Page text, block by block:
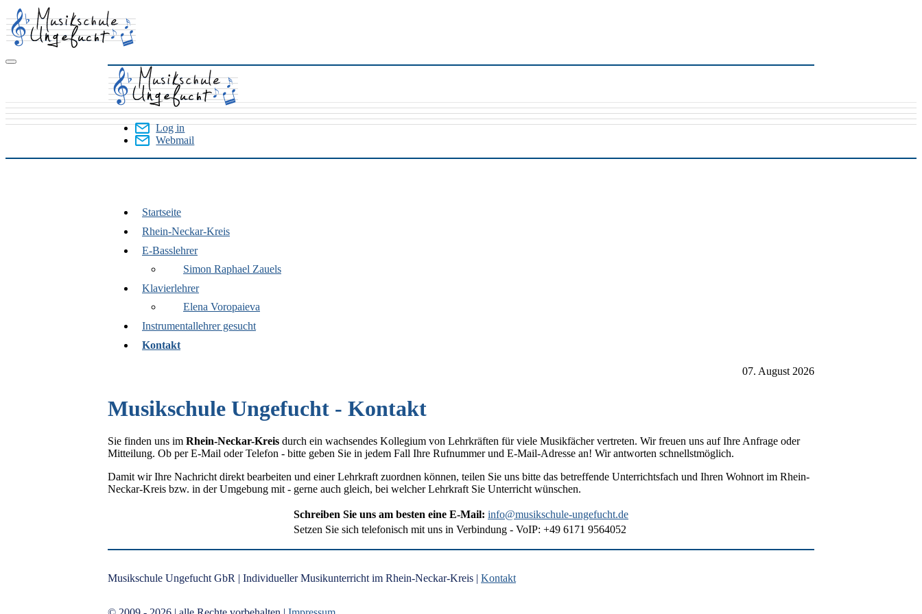
Skip
to
main
content
User
Menu
Log in
Webmail
Rhein-
Neckar-
Startseite
Rhein-Neckar-Kreis
E-Basslehrer
Simon Raphael Zauels
Klavierlehrer
Elena Voropaieva
Instrumentallehrer gesucht
Kontakt
07. August 2026
Musikschule Ungefucht - Kontakt
Sie finden uns im Rhein-Neckar-Kreis durch ein wachsendes Kollegium von Lehrkräften für viele Musikfächer vertreten. Wir freuen uns auf Ihre Anfrage oder
Mitteilung. Ob per E-Mail oder Telefon - bitte geben Sie in jedem Fall Ihre Rufnummer und E-Mail-Adresse an! Wir antworten schnellstmöglich.
Damit wir Ihre Nachricht direkt bearbeiten und einer Lehrkraft zuordnen können, teilen Sie uns bitte das betreffende Unterrichtsfach und Ihren Wohnort im Rhein-
Neckar-Kreis bzw. in der Umgebung mit - gerne auch gleich, bei welcher Lehrkraft Sie Unterricht wünschen.
Schreiben Sie uns am besten eine E-Mail: info@musikschule-ungefucht.de
Setzen Sie sich telefonisch mit uns in Verbindung - VoIP: +49 6171 9564052
Musikschule Ungefucht GbR | Individueller Musikunterricht im Rhein-Neckar-Kreis | Kontakt